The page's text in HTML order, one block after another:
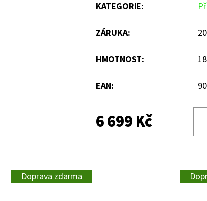
KATEGORIE:
ZÁRUKA:
HMOTNOST:
EAN:
6 699 Kč
Doprava zdarma